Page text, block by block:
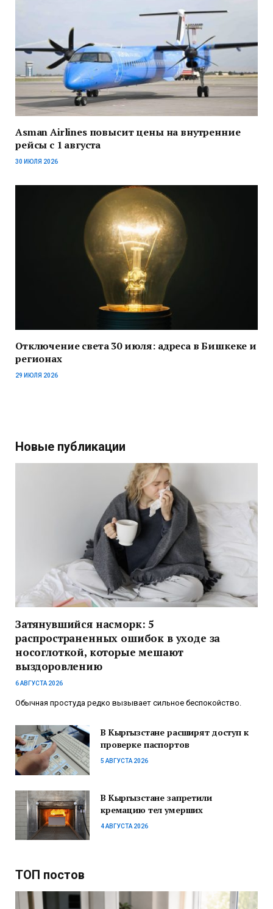
Asman Airlines повысит цены на внутренние
рейсы с 1 августа
30 ИЮЛЯ 2026
Отключение света 30 июля: адреса в Бишкеке и
регионах
29 ИЮЛЯ 2026
Новые публикации
Затянувшийся насморк: 5
распространенных ошибок в уходе за
носоглоткой, которые мешают
выздоровлению
6 АВГУСТА 2026
Обычная простуда редко вызывает сильное беспокойство.
В Кыргызстане расширят доступ к
проверке паспортов
5 АВГУСТА 2026
В Кыргызстане запретили
кремацию тел умерших
4 АВГУСТА 2026
ТОП постов